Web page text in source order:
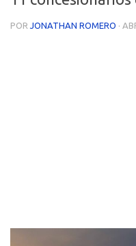
POR JONATHAN ROMERO ·